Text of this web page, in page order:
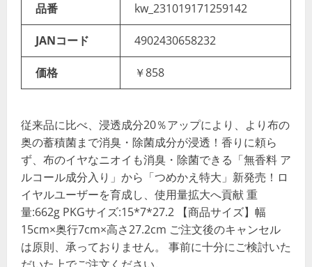
品番 kw_231019171259142
JANコード 4902430658232
価格 ￥858
従来品に比べ、浸透成分20％アップにより、より布の
奥の蓄積菌まで消臭・除菌成分が浸透！香りに頼ら
ず、布のイヤなニオイも消臭・除菌できる「無香料 ア
ルコール成分入り」から「つめかえ特大」新発売！ロ
イヤルユーザーを育成し、使用量拡大へ貢献 重
量:662g PKGサイズ:15*7*27.2 【商品サイズ】幅
15cm×奥行7cm×高さ27.2cm ご注文後のキャンセル
は原則、承っておりません。 事前に十分にご検討いた